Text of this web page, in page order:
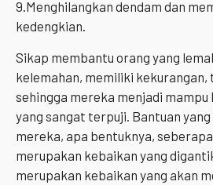
9.Menghilangkan dendam dan
kedengkian.
Sikap membantu orang yang
kelemahan, memiliki kekurangan,
sehingga mereka menjadi
yang sangat terpuji. Bantuan
mereka, apa bentuknya,
merupakan kebaikan yang
merupakan kebaikan yang akan